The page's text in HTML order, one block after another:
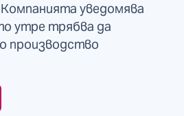
Компанията уведомява
утре трябва да
производство